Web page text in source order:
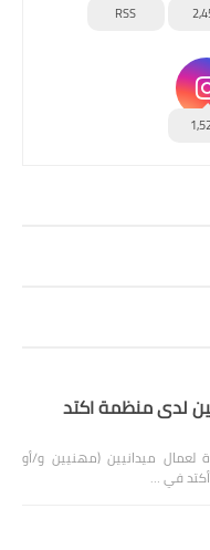
RSS
لدى منظمة اكتد
ميدانيين (مهنيين و/أو
في …